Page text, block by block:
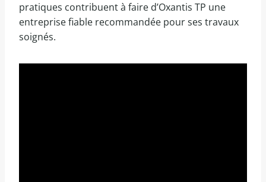
pratiques contribuent à faire d’Oxantis TP une
entreprise fiable recommandée pour ses travaux
soignés.